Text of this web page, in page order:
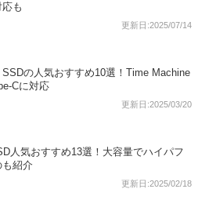
も
更新日:2025/07/14
SSDの人気おすすめ10選！Time Machine
Cに対応
更新日:2025/03/20
人気おすすめ13選！大容量でハイパフ
も紹介
更新日:2025/02/18